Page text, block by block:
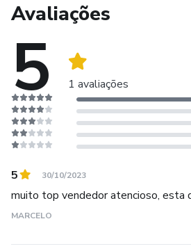
Avaliações
5 1 avaliações
5 30/10/2023
muito top vendedor atencioso, esta
MARCELO